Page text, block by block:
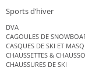
Sports d’hiver
DVA
CAGOULES DE
CASQUES DE SKI ET
CHAUSSETTES &
CHAUSSURES DE SKI